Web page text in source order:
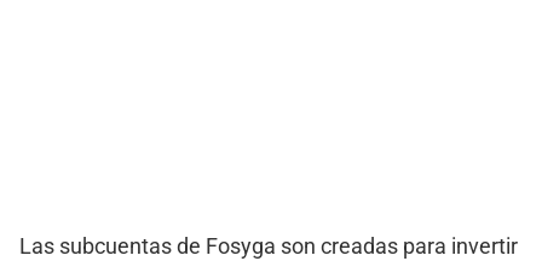
Las subcuentas de Fosyga son creadas para invertir